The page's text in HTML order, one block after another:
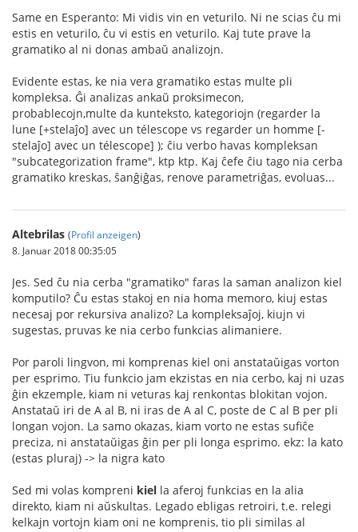
Same en Esperanto: Mi vidis vin en veturilo. Ni ne scias ĉu mi
estis en veturilo, ĉu vi estis en veturilo. Kaj tute prave la
gramatiko al ni donas ambaŭ analizojn.
Evidente estas, ke nia vera gramatiko estas multe pli
kompleksa. Ĝi analizas ankaŭ proksimecon,
probablecojn,multe da kunteksto, kategoriojn (regarder la
lune [+stelaĵo] avec un télescope vs regarder un homme [-
stelaĵo] avec un télescope] ); ĉiu verbo havas kompleksan
"subcategorization frame", ktp ktp. Kaj ĉefe ĉiu tago nia cerba
gramatiko kreskas, ŝanĝiĝas, renove parametriĝas, evoluas...
Altebrilas (Profil anzeigen)
8. Januar 2018 00:35:05
Jes. Sed ĉu nia cerba "gramatiko" faras la saman analizon kiel
komputilo? Ĉu estas stakoj en nia homa memoro, kiuj estas
necesaj por rekursiva analizo? La kompleksaĵoj, kiujn vi
sugestas, pruvas ke nia cerbo funkcias alimaniere.
Por paroli lingvon, mi komprenas kiel oni anstataŭigas vorton
per esprimo. Tiu funkcio jam ekzistas en nia cerbo, kaj ni uzas
ĝin ekzemple, kiam ni veturas kaj renkontas blokitan vojon.
Anstataŭ iri de A al B, ni iras de A al C, poste de C al B per pli
longan vojon. La samo okazas, kiam vorto ne estas sufiĉe
preciza, ni anstataŭigas ĝin per pli longa esprimo. ekz: la kato
(estas pluraj) -> la nigra kato
Sed mi volas kompreni kiel la aferoj funkcias en la alia
direkto, kiam ni aŭskultas. Legado ebligas retroiri, t.e. relegi
kelkajn vortojn kiam oni ne komprenis, tio pli similas al